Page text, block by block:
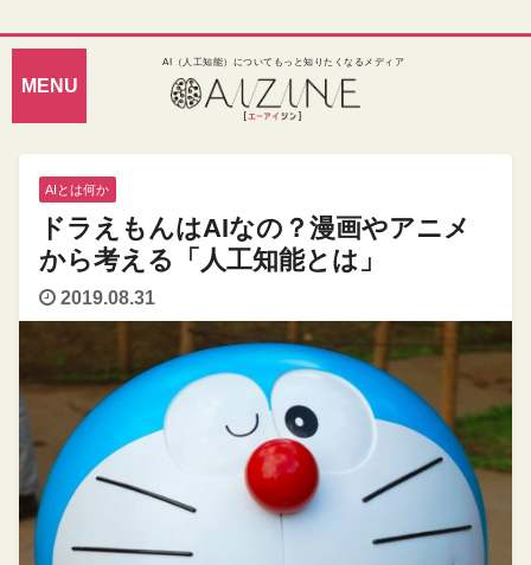
AI（人工知能）についてもっと知りたくなるメディア
AIとは何か
ドラえもんはAIなの？漫画やアニメ
から考える「人工知能とは」
2019.08.31